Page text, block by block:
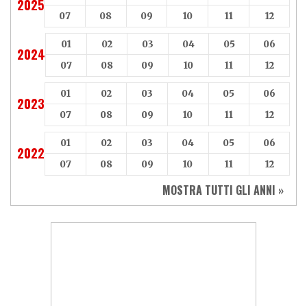
2025
07
08 09 10 11 12
2024
01 02 03 04 05
06
07
08 09 10 11 12
2023
01 02 03 04 05
06
07
08 09 10 11 12
2022
01 02 03 04 05
06
07
08 09 10 11 12
MOSTRA TUTTI GLI ANNI »